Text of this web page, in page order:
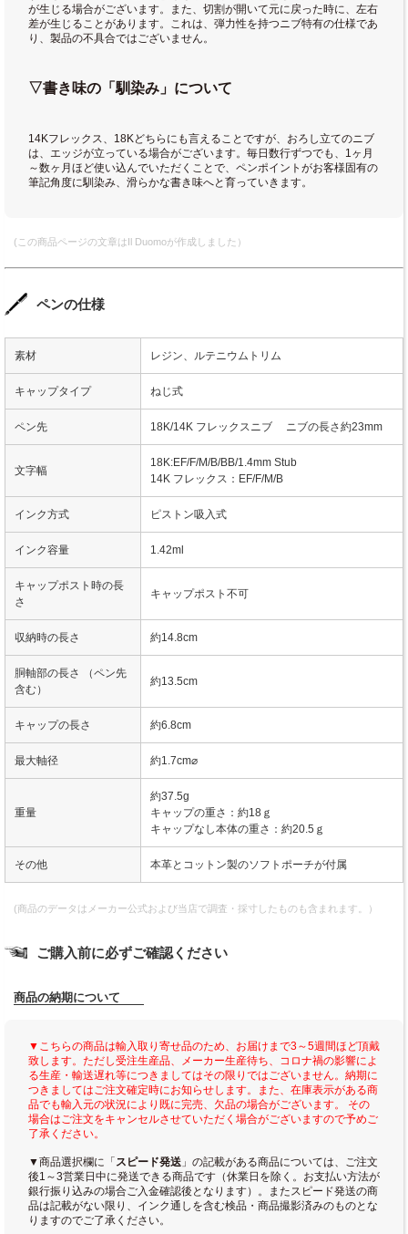
が生じる場合がございます。また、切割が開いて元に戻った時に、左右
差が生じることがあります。これは、弾力性を持つニブ特有の仕様であ
り、製品の不具合ではございません。
▽書き味の「馴染み」について
14Kフレックス、18Kどちらにも言えることですが、おろし立てのニブ
は、エッジが立っている場合がございます。毎日数行ずつでも、1ヶ月
～数ヶ月ほど使い込んでいただくことで、ペンポイントがお客様固有の
筆記角度に馴染み、滑らかな書き味へと育っていきます。
(この商品ページの文章はIl Duomoが作成しました）
ペンの仕様
素材 レジン、ルテニウムトリム
キャップタイプ ねじ式
ペン先 18K/14K フレックスニブ ニブの長さ約23mm
文字幅
18K:EF/F/M/B/BB/1.4mm Stub
14K フレックス：EF/F/M/B
インク方式 ピストン吸入式
インク容量 1.42ml
キャップポスト時の長
さ
キャップポスト不可
収納時の長さ 約14.8cm
胴軸部の長さ （ペン先
含む）
約13.5cm
キャップの長さ 約6.8cm
最大軸径 約1.7cm⌀
重量
約37.5g
キャップの重さ：約18ｇ
キャップなし本体の重さ：約20.5ｇ
その他 本革とコットン製のソフトポーチが付属
(商品のデータはメーカー公式および当店で調査・採寸したものも含まれます。）
ご購入前に必ずご確認ください
商品の納期について
▼こちらの商品は輸入取り寄せ品のため、お届けまで3～5週間ほど頂戴
致します。ただし受注生産品、メーカー生産待ち、コロナ禍の影響によ
る生産・輸送遅れ等につきましてはその限りではございません。納期に
つきましてはご注文確定時にお知らせします。また、在庫表示がある商
品でも輸入元の状況により既に完売、欠品の場合がございます。 その
場合はご注文をキャンセルさせていただく場合がございますので予めご
了承ください。
▼商品選択欄に「 スピード発送 」の記載がある商品については、ご注文
後1～3営業日中に発送できる商品です（休業日を除く。お支払い方法が
銀行振り込みの場合ご入金確認後となります）。またスピード発送の商
品は記載がない限り、インク通しを含む検品・商品撮影済みのものとな
りますのでご了承ください。